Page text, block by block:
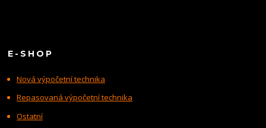
E-SHOP
Nová výpočetní technika
Repasovaná výpočetní technika
Ostatní